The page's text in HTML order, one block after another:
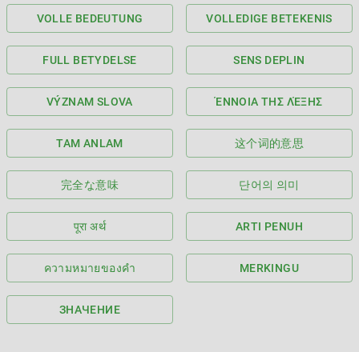
VOLLE BEDEUTUNG VOLLEDIGE BETEKENIS
FULL BETYDELSE SENS DEPLIN
VÝZNAM SLOVA ΈΝΝΟΙΑ ΤΗΣ ΛΈΞΗΣ
TAM ANLAM 这个词的意思
完全な意味 단어의 의미
पूरा अर्थ ARTI PENUH
ความหมายของคำ MERKINGU
ЗНАЧЕНИЕ